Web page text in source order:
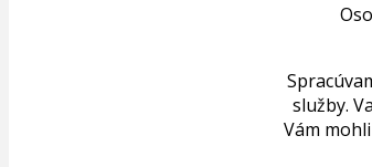
služby.
Vám